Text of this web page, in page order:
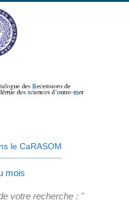
le CaRASOM
mois
votre recherche : "